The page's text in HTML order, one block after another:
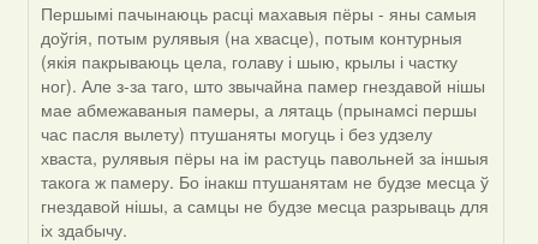
Першымі пачынаюць расці махавыя пёры - яны самыя
доўгія, потым рулявыя (на хвасце), потым контурныя
(якія пакрываюць цела, голаву і шыю, крылы і частку
ног). Але з-за таго, што звычайна памер гнездавой нішы
мае абмежаваныя памеры, а лятаць (прынамсі першы
час пасля вылету) птушаняты могуць і без удзелу
хваста, рулявыя пёры на ім растуць павольней за іншыя
такога ж памеру. Бо інакш птушанятам не будзе месца ў
гнездавой нішы, а самцы не будзе месца разрываць для
іх здабычу.